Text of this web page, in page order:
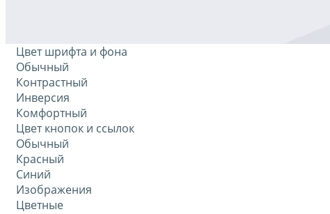
Цвет шрифта и фона
Обычный
Контрастный
Инверсия
Комфортный
Цвет кнопок и ссылок
Обычный
Красный
Синий
Изображения
Цветные